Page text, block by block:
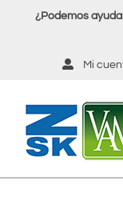
¿Podemos
Mi